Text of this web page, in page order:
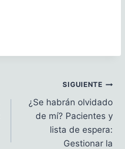
SIGUIENTE
¿Se habrán olvidado
de mí? Pacientes y
lista de espera:
Gestionar la